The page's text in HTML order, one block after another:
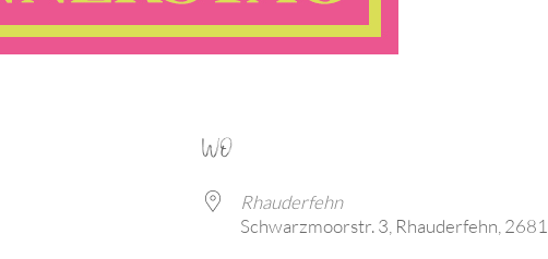
WO
Rhauderfehn
Schwarzmoorstr. 3, Rhauderfehn,